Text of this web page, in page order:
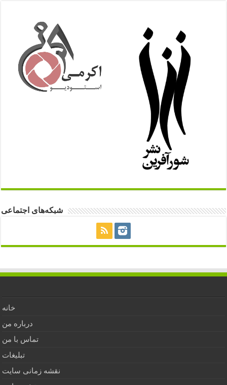
شبکه‌های اجتماعی
خانه
درباره من
تماس با من
تبلیغات
نقشه زمانی سایت